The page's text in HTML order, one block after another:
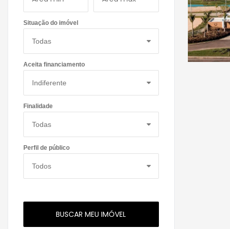
Situação do imóvel
Aceita financiamento
Finalidade
Perfil de público